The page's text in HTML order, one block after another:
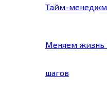
Тайм-
Меняем жизнь
шагов